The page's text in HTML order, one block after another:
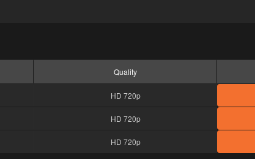
Quality
HD 720p
HD 720p
HD 720p